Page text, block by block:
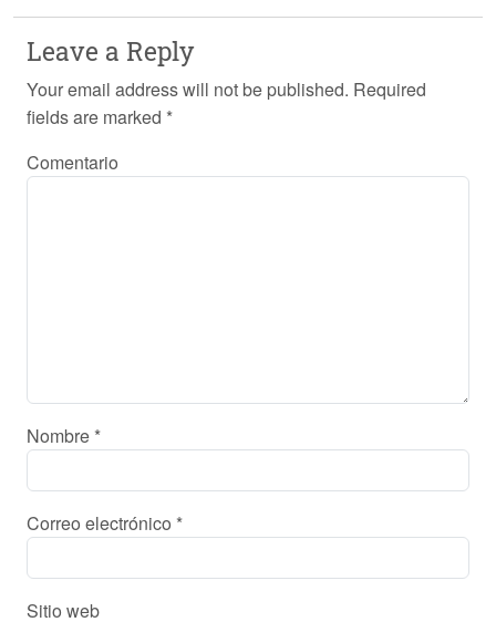
Leave a Reply
Your email address will not be published. Required
fields are marked *
Comentario
Nombre *
Correo electrónico *
Sitio web